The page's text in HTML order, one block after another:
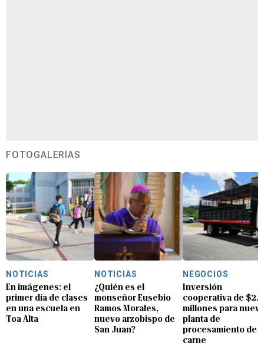
FOTOGALERÍAS
NOTICIAS
En imágenes: el
primer día de clases
en una escuela en
Toa Alta
NOTICIAS
¿Quién es el
monseñor Eusebio
Ramos Morales,
nuevo arzobispo de
San Juan?
NEGOCIOS
Inversión
cooperativa de $2.8
millones para nueva
planta de
procesamiento de
carne